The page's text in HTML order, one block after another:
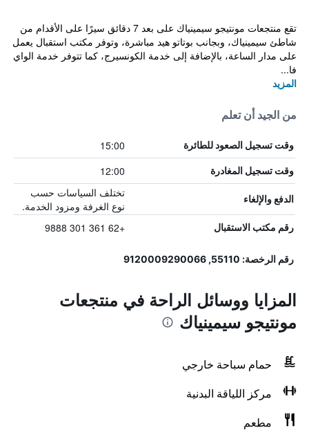
تقع منتجعات مونتيجو سيمينياك على بعد 7 دقائق سيرًا على الأقدام من
شاطئ سيمينياك، وبجانب بوتاتو هيد مباشرة، وتوفر مكتب استقبال يعمل
على مدار الساعة، بالإضافة إلى خدمة الكونسيرج، كما تتوفر خدمة الواي
فا...
المزيد
من الجيد أن تعلم
وقت تسجيل الصعود للطائرة 15:00
وقت تسجيل المغادرة 12:00
الدفع والإلغاء
تختلف السياسات حسب
نوع الغرفة ومزود الخدمة.
رقم مكتب الاستقبال +62 361 301 9888
رقم الرخصة: 55110, 9120009290066
المزايا ووسائل الراحة في منتجعات
مونتيجو سيمينياك
حمام سباحة خارجي
مركز اللياقة البدنية
مطعم